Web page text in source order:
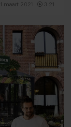
11 maart 2021 3:21